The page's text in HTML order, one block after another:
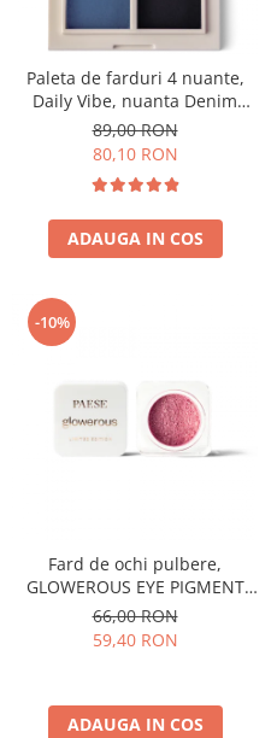
Paleta de farduri 4 nuante,
Daily Vibe, nuanta Denim
Mood 05 - 5,5g
89,00 RON
80,10 RON
ADAUGA IN COS
-10%
Fard de ochi pulbere,
GLOWEROUS EYE PIGMENT
GOLD ROSE 12m
66,00 RON
59,40 RON
ADAUGA IN COS